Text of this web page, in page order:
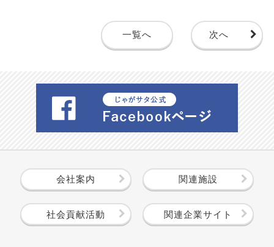
一覧へ 次へ
会社案内 関連施設
社会貢献活動 関連企業サイト